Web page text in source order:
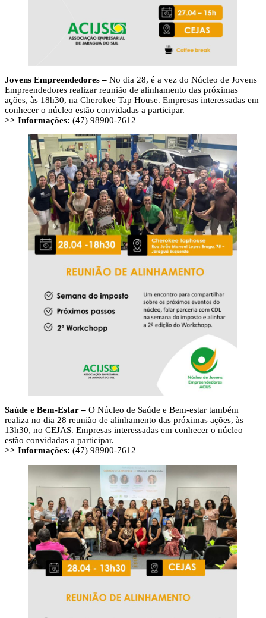
Jovens Empreendedores – No dia 28, é a vez do Núcleo de Jovens
Empreendedores realizar reunião de alinhamento das próximas
ações, às 18h30, na Cherokee Tap House. Empresas interessadas em
conhecer o núcleo estão convidadas a participar.
>> Informações: (47) 98900-7612
Saúde e Bem-Estar – O Núcleo de Saúde e Bem-estar também
realiza no dia 28 reunião de alinhamento das próximas ações, às
13h30, no CEJAS. Empresas interessadas em conhecer o núcleo
estão convidadas a participar.
>> Informações: (47) 98900-7612